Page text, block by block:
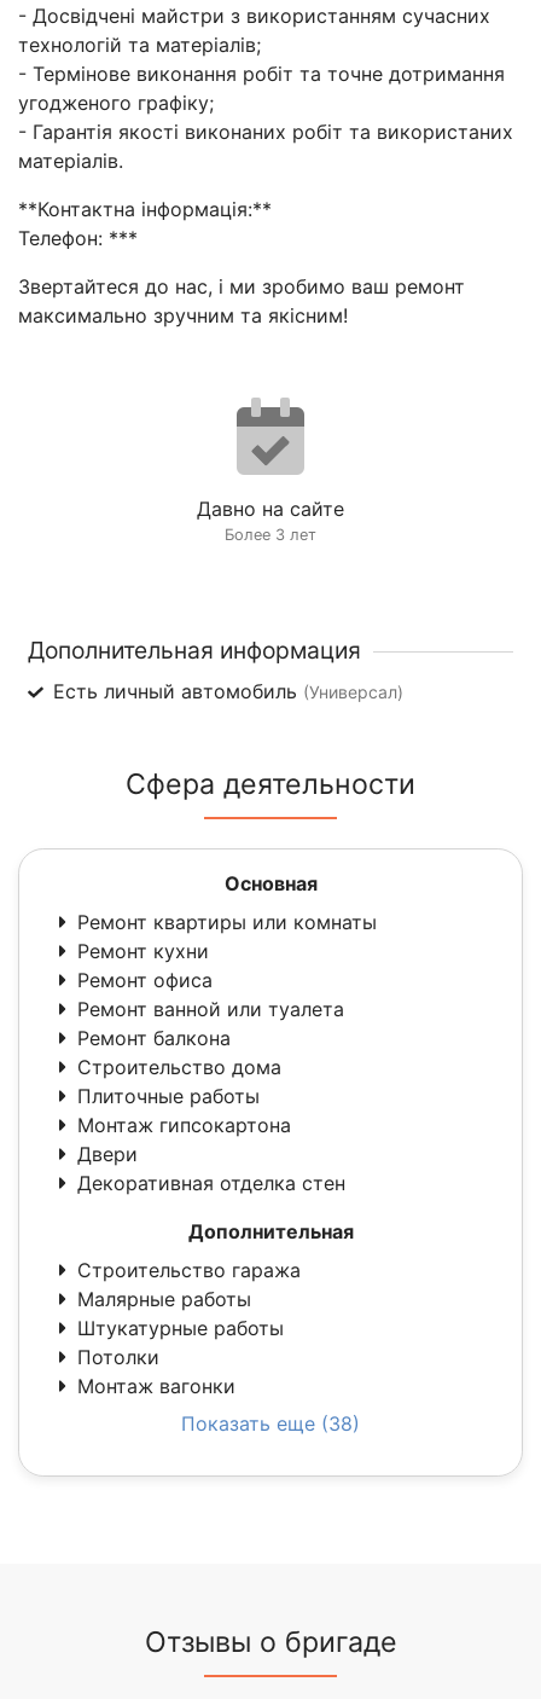
- Досвідчені майстри з використанням сучасних
технологій та матеріалів;
- Термінове виконання робіт та точне дотримання
угодженого графіку;
- Гарантія якості виконаних робіт та використаних
матеріалів.
**Контактна інформація:**
Телефон: ***
Звертайтеся до нас, і ми зробимо ваш ремонт
максимально зручним та якісним!
Давно на сайте
Более 3 лет
Дополнительная информация
Есть личный автомобиль (Универсал)
Сфера деятельности
Основная
Ремонт квартиры или комнаты
Ремонт кухни
Ремонт офиса
Ремонт ванной или туалета
Ремонт балкона
Строительство дома
Плиточные работы
Монтаж гипсокартона
Двери
Декоративная отделка стен
Дополнительная
Строительство гаража
Малярные работы
Штукатурные работы
Потолки
Монтаж вагонки
Показать еще (38)
Отзывы о бригаде